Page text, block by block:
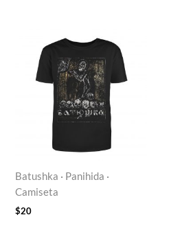
Batushka · Panihida ·
Camiseta
$20